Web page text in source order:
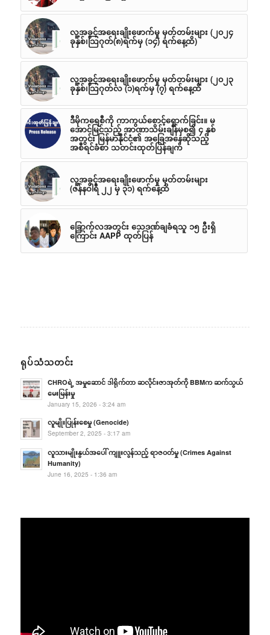
လူ့အခွင့်အရေးချိုးဖောက်မှု မှတ်တမ်းများ (၂၀၂၄
ခုနှစ်၊သြဂုတ်(၈)ရက်မှ (၁၄) ရက်နေ့ထိ)
လူ့အခွင့်အရေးချိုးဖောက်မှု မှတ်တမ်းများ (၂၀၂၃
ခုနှစ်၊သြဂုတ်လ (၁)ရက်မှ (၇) ရက်နေ့ထိ
ဒီမိုကရေစီကို ကာကွယ်စောင့်ရှောက်ခြင်း။ မ
အောင်မြင်သည့် အာဏာသိမ်းချိန်မှစ၍ ၄ နှစ်
အတွင်း မြန်မာနိုင်ငံ၏ အခြေအနေဆိုသည့်
အစီရင်ခံစာ သတင်းထုတ်ပြန်ချက်
လူ့အခွင့်အရေးချိုးဖောက်မှု မှတ်တမ်းများ
(ဇန်နဝါရီ ၂၂ မှ ၃၁) ရက်နေ့ထိ
ခြောက်လအတွင်း သေဒဏ်ချခံရသူ ၁၅ ဦးရှိ
ကြောင်း AAPP ထုတ်ပြန်
ရုပ်သံသတင်း
CHROရဲ့ အမှုဆောင် ဒါရိုက်တာ ဆလိုင်းဇာအုတ်ကို BBMက ဆက်သွယ်
မေးမြန်းမှု
January 15, 2026 - 3:24 am
လူမျိုးပြုန်းစေမှု (Genocide)
September 2, 2025 - 3:17 am
လူသားမျိုးနွယ်အပေါ် ကျူးလွန်သည့် ရာဇဝတ်မှု (Crimes Against
Humanity)
June 16, 2025 - 1:36 am